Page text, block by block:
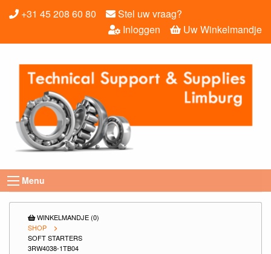
+31 45 208 60 80
Stel uw vraag?
Uw Winkelmandje
Inloggen
Menu
WINKELMANDJE (0)
SHOP
SOFT STARTERS
3RW4038-1TB04